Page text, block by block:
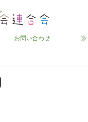
お問い合わせ